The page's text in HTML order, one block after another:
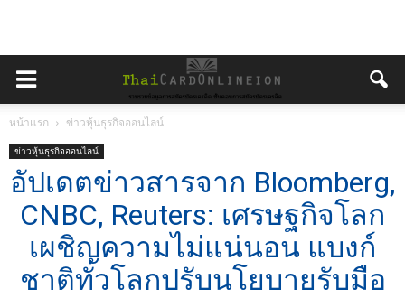
หน้าแรก ข่าวหุ้นธุรกิจออนไลน์
ข่าวหุ้นธุรกิจออนไลน์
อัปเดตข่าวสารจาก Bloomberg,
CNBC, Reuters: เศรษฐกิจโลก
เผชิญความไม่แน่นอน แบงก์
ชาติทั่วโลกปรับนโยบายรับมือ